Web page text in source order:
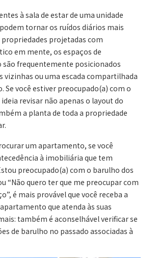
à sala de estar de uma unidade
tornar os ruídos diários mais
projetadas com
em mente, os espaços de
frequentemente posicionados
vizinhas ou uma escada compartilhada
Se você estiver preocupado(a) com o
revisar não apenas o layout do
a planta de toda a propriedade
um apartamento, se você
à imobiliária que tem
preocupado(a) com o barulho dos
“Não quero ter que me preocupar com
é mais provável que você receba a
que atenda às suas
também é aconselhável verificar se
de barulho no passado associadas à